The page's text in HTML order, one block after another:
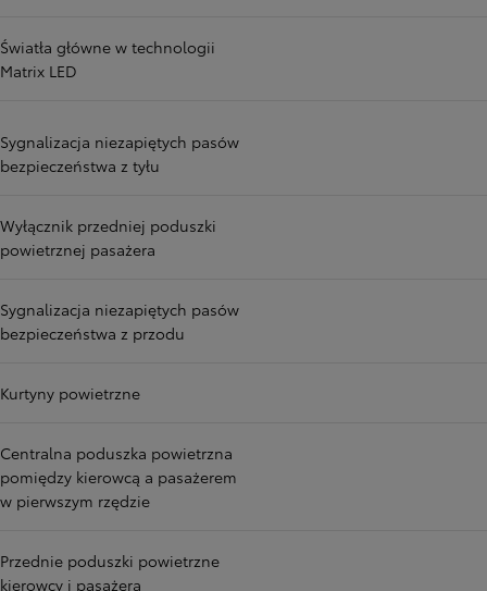
Światła główne w technologii
Matrix LED
Sygnalizacja niezapiętych pasów
bezpieczeństwa z tyłu
Wyłącznik przedniej poduszki
powietrznej pasażera
Sygnalizacja niezapiętych pasów
bezpieczeństwa z przodu
Kurtyny powietrzne
Centralna poduszka powietrzna
pomiędzy kierowcą a pasażerem
w pierwszym rzędzie
Przednie poduszki powietrzne
kierowcy i pasażera